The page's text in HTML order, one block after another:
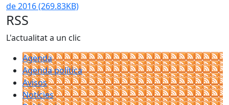
de 2016(269.83KB)
RSS
L'actualitat a un clic
Agenda
Agenda política
Avisos
Notícies